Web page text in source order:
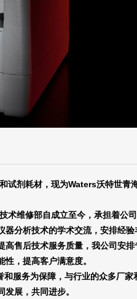
试剂耗材， 现为Waters沃特世青
术维修部自成立至今，承担着公
分析技术的学术交流，安排经验
售后技术服务质量，我公司安
，提高客户满意度。
服务为保障，与行业的众多厂家
展，共同进步。